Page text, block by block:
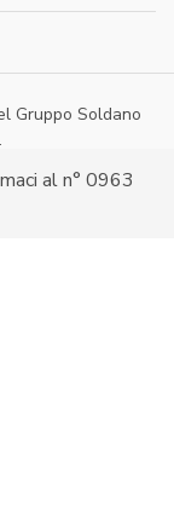
al n° 0963
Gruppo Soldano
line - P. IVA: